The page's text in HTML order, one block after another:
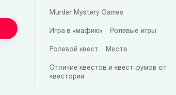
Murder Mystery Games
Игра в «мафию» Ролевые игры
Ролевой квест Места
Отличие квестов и квест-румов от
квестории